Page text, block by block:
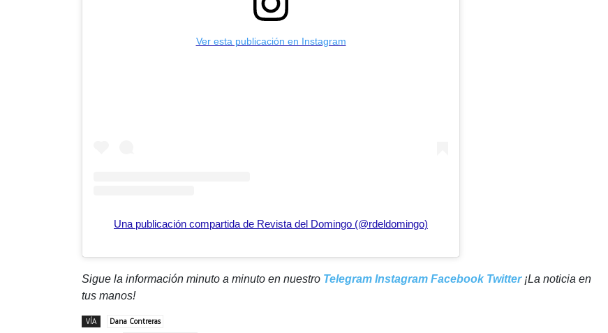
Ver esta publicación en Instagram
Una publicación compartida de Revista del Domingo (@rdeldomingo)
Sigue la información minuto a minuto en nuestro Telegram Instagram Facebook Twitter¡La noticia en
tus manos!
VÍA
Dana Contreras